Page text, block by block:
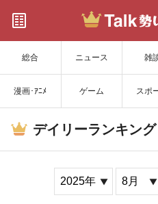
総合 ニュース 雑
漫画･ｱﾆﾒ ゲーム スポ
サイ
デイリーランキング